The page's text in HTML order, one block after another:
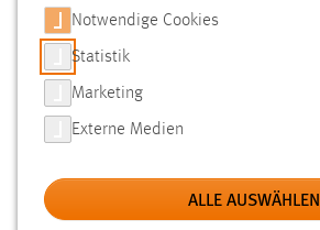
SUCHE
FILTER
Typ
Notwendige Cookies
Statistik
Marketing
Externe Medien
ALLE AUSWÄHLEN